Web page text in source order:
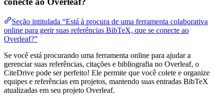
Seção intitulada “Está à procura de uma ferramenta colaborativa
online para gerir suas referências BibTeX, que se conecte ao
Overleaf?”
Se você está procurando uma ferramenta online para ajudar a
gerenciar suas referências, citações e bibliografia no Overleaf, o
CiteDrive pode ser perfeito! Ele permite que você colete e organize
equipes e referências em projetos, mantendo suas entradas BibTeX
atualizadas em seu projeto Overleaf.